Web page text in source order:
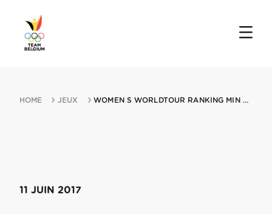
HOME JEUX WOMEN S WORLDTOUR RANKING MIN THE WOMEN S TOUR 11062017 DAVENTRY
11 JUIN 2017